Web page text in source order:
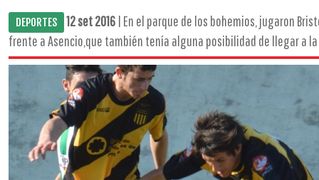
DEPORTES 12 set 2016 | En el parque de los bohemios, jugaron
frente a Asencio,que también tenía alguna posibilidad de llegar a